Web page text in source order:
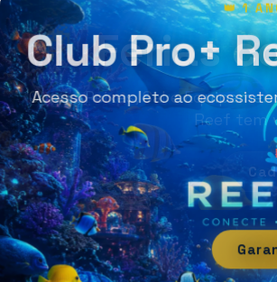
🎁
🐠
Férias
Corais, Peixes, Sal e
Reef tem